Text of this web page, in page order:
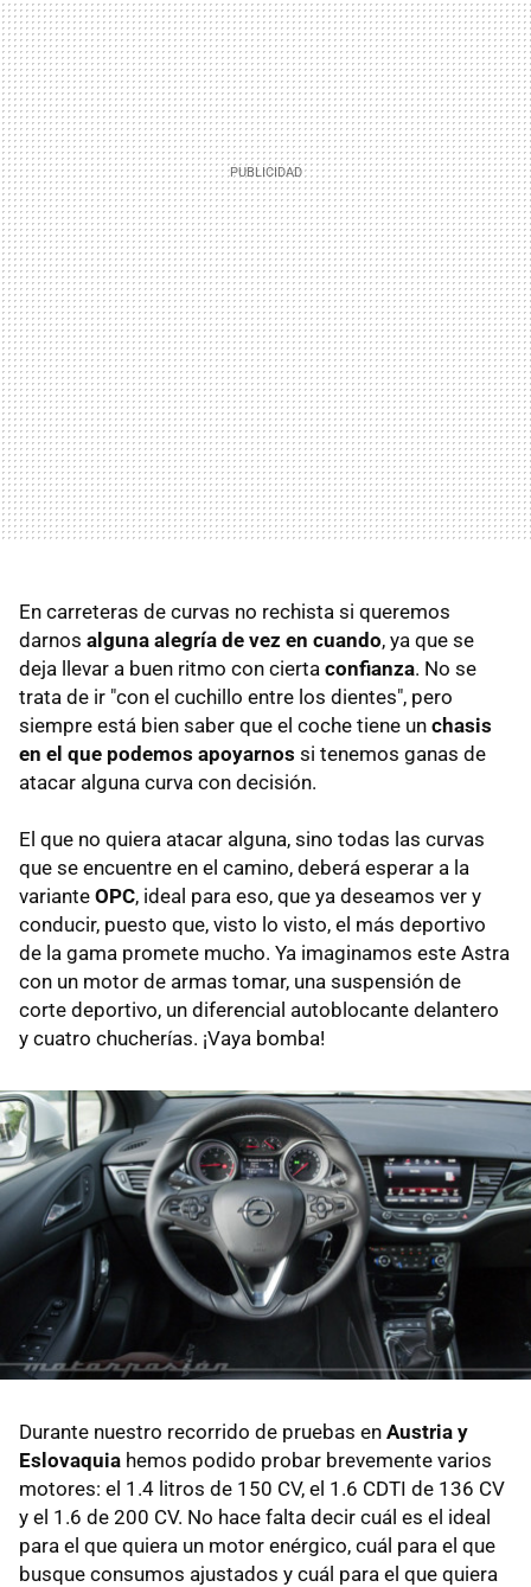
En carreteras de curvas no rechista si queremos
darnos alguna alegría de vez en cuando, ya que se
deja llevar a buen ritmo con cierta confianza. No se
trata de ir "con el cuchillo entre los dientes", pero
siempre está bien saber que el coche tiene un chasis
en el que podemos apoyarnos si tenemos ganas de
atacar alguna curva con decisión.
El que no quiera atacar alguna, sino todas las curvas
que se encuentre en el camino, deberá esperar a la
variante OPC, ideal para eso, que ya deseamos ver y
conducir, puesto que, visto lo visto, el más deportivo
de la gama promete mucho. Ya imaginamos este Astra
con un motor de armas tomar, una suspensión de
corte deportivo, un diferencial autoblocante delantero
y cuatro chucherías. ¡Vaya bomba!
Durante nuestro recorrido de pruebas en Austria y
Eslovaquia hemos podido probar brevemente varios
motores: el 1.4 litros de 150 CV, el 1.6 CDTI de 136 CV
y el 1.6 de 200 CV. No hace falta decir cuál es el ideal
para el que quiera un motor enérgico, cuál para el que
busque consumos ajustados y cuál para el que quiera